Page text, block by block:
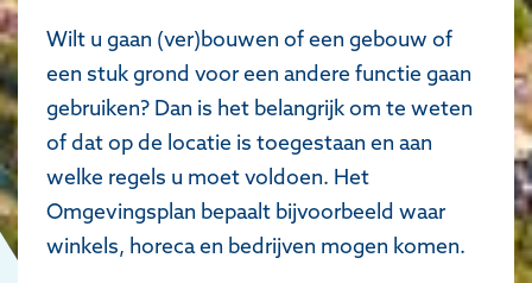
Wilt u gaan (ver)bouwen of een gebouw of
een stuk grond voor een andere functie gaan
gebruiken? Dan is het belangrijk om te weten
of dat op de locatie is toegestaan en aan
welke regels u moet voldoen. Het
Omgevingsplan bepaalt bijvoorbeeld waar
winkels, horeca en bedrijven mogen komen.